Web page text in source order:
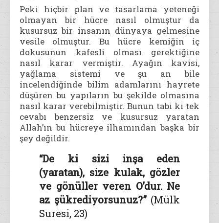
Peki hiçbir plan ve tasarlama yeteneği
olmayan bir hücre nasıl olmuştur da
kusursuz bir insanın dünyaya gelmesine
vesile olmuştur. Bu hücre kemiğin iç
dokusunun kafesli olması gerektiğine
nasıl karar vermiştir. Ayağın kavisi,
yağlama sistemi ve şu an bile
incelendiğinde bilim adamlarını hayrete
düşüren bu yapıların bu şekilde olmasına
nasıl karar verebilmiştir. Bunun tabi ki tek
cevabı benzersiz ve kusursuz yaratan
Allah’ın bu hücreye ilhamından başka bir
şey değildir.
“De ki sizi inşa eden
(yaratan), size kulak, gözler
ve gönüller veren O’dur. Ne
az şükrediyorsunuz?” (Mülk
Suresi, 23)